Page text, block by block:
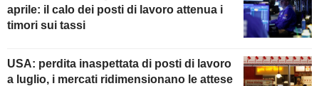
aprile: il calo dei posti di lavoro attenua i
timori sui tassi
USA: perdita inaspettata di posti di lavoro
a luglio, i mercati ridimensionano le attese